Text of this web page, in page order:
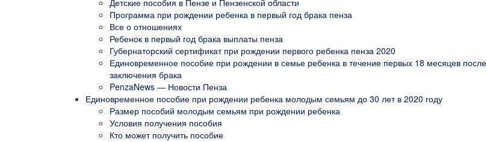
Детские пособия в Пензе и Пензенской области
Программа при рождении ребенка в первый год брака пенза
Все о отношениях
Ребенок в первый год брака выплаты пенза
Губернаторский сертификат при рождении первого ребенка пенза 2020
Единовременное пособие при рождении в семье ребенка в течение первых 18 месяцев после
заключения брака
PenzaNews — Новости Пенза
Единовременное пособие при рождении ребенка молодым семьям до 30 лет в 2020 году
Размер пособий молодым семьям при рождении ребенка
Условия получения пособия
Кто может получить пособие